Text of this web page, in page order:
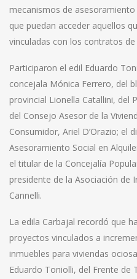
mecanismos de
que puedan acceder aquellos
vinculadas con los contratos
Participaron el edil Eduardo
concejala Mónica Ferrero, del
provincial Lionella Catallini, del
del Consejo Asesor de la
Consumidor, Ariel D’Orazio; el
Asesoramiento Social en
el titular de la Concejalía
presidente de la Asociación de
Cannelli.
La edila Carbajal recordó que
proyectos vinculados a
inmuebles para viviendas
Eduardo Toniolli, del Frente de